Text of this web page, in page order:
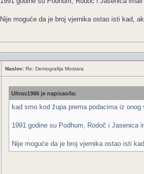
Nije moguće da je broj vjernika ostao isti kad,
Naslov: Re: Demografija Mostara
Ultras1986 je napisao/la:
kad smo kod župa prema podacima iz
1991 godine su Podhum, Rodoč i Jasenica
Nije moguće da je broj vjernika ostao isti